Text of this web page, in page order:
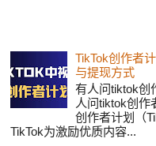
TikTok创作者
与提现方式
有人问tiktok创
人问tiktok创作
创作者计划（
TikTok为激励优质内容...